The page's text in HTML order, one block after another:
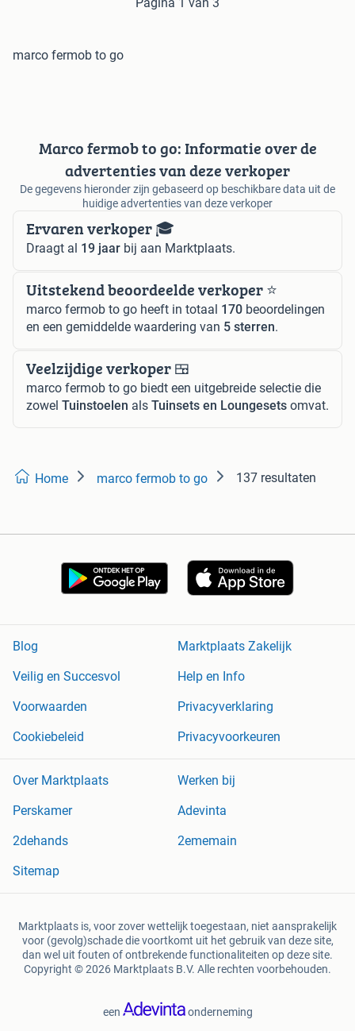
marco fermob to go
Marco fermob to go: Informatie over de
advertenties van deze verkoper
De gegevens hieronder zijn gebaseerd op beschikbare data uit de
huidige advertenties van deze verkoper
Ervaren verkoper 🎓
Draagt al 19 jaar bij aan Marktplaats.
Uitstekend beoordeelde verkoper ⭐️
marco fermob to go heeft in totaal 170 beoordelingen
en een gemiddelde waardering van 5 sterren.
Veelzijdige verkoper 🍱
marco fermob to go biedt een uitgebreide selectie die
zowel Tuinstoelen als Tuinsets en Loungesets omvat.
Home marco fermob to go 137 resultaten
Blog
Marktplaats Zakelijk
Veilig en Succesvol
Help en Info
Voorwaarden
Privacyverklaring
Cookiebeleid
Privacyvoorkeuren
Over Marktplaats
Werken bij
Perskamer
Adevinta
2dehands
2ememain
Sitemap
Marktplaats is, voor zover wettelijk toegestaan, niet aansprakelijk
voor (gevolg)schade die voortkomt uit het gebruik van deze site,
dan wel uit fouten of ontbrekende functionaliteiten op deze site.
Copyright © 2026 Marktplaats B.V. Alle rechten voorbehouden.
een onderneming